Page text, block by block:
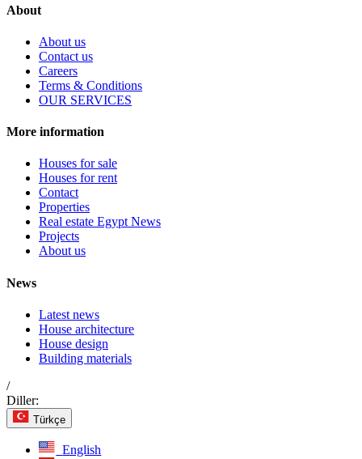
About
About us
Contact us
Careers
Terms & Conditions
OUR SERVICES
More information
Houses for sale
Houses for rent
Contact
Properties
Real estate Egypt News
Projects
About us
News
Latest news
House architecture
House design
Building materials
/
Diller:
Türkçe
English